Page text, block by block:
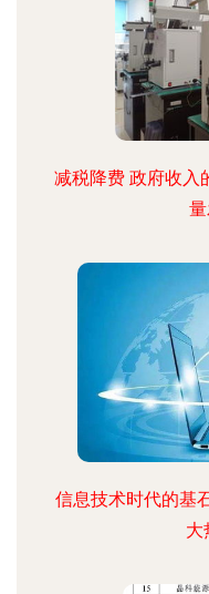
减税降费 政府收入
量
信息技术时代的基
大